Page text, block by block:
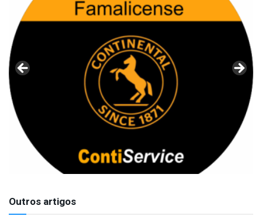
Outros artigos